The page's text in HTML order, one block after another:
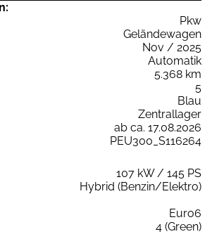
Pkw
Geländewagen
Nov / 2025
Automatik
5.368 km
5
Blau
Zentrallager
ab ca. 17.08.2026
PEU300_S116264
107 kW / 145 PS
Hybrid (Benzin/Elektro)
Euro6
4 (Green)